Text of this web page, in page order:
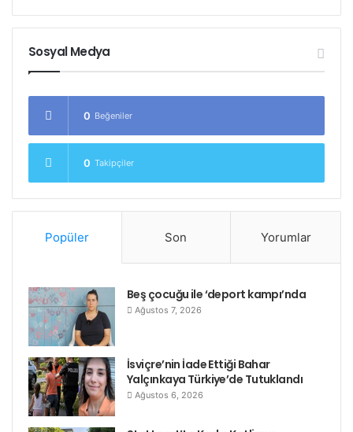
Sosyal Medya
0 Beğeniler
0 Takipçiler
Popüler Son Yorumlar
Beş çocuğu ile ‘deport kampı’nda
Ağustos 7, 2026
İsviçre’nin İade Ettiği Bahar
Yalçınkaya Türkiye’de Tutuklandı
Ağustos 6, 2026